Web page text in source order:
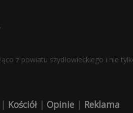
z powiatu szydłowieckiego i nie
| Kościół| Opinie | Reklama